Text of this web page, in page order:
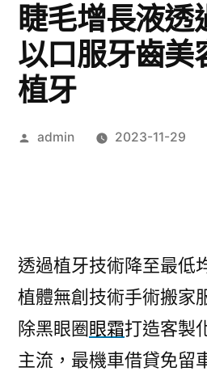
睫毛增長液透
以口服牙齒美
植牙
作
admin 2023-11-29
透過植牙技術降至最低
植體無創技術手術搬家
除黑眼圈眼霜打造客製
主流，最機車借貸免留